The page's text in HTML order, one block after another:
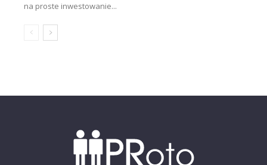
na proste inwestowanie...